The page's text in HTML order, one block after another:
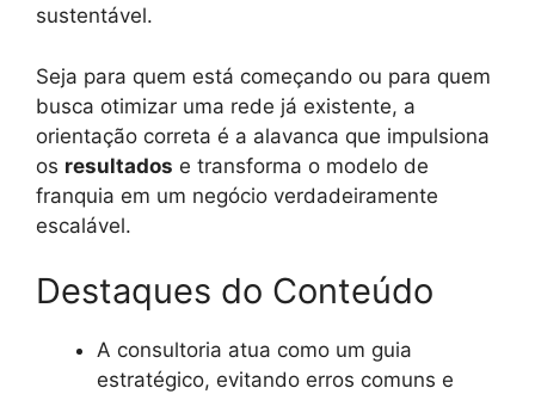
sustentável.
Seja para quem está começando ou para quem
busca otimizar uma rede já existente, a
orientação correta é a alavanca que impulsiona
os resultados e transforma o modelo de
franquia em um negócio verdadeiramente
escalável.
Destaques do Conteúdo
A consultoria atua como um guia
estratégico, evitando erros comuns e